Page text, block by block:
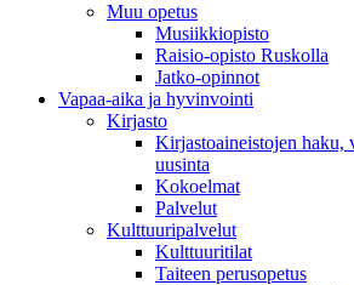
Muu opetus
Musiikkiopisto
Raisio-opisto Ruskolla
Jatko-opinnot
Vapaa-aika ja hyvinvointi
Kirjasto
Kirjastoaineistojen haku,
uusinta
Kokoelmat
Palvelut
Kulttuuripalvelut
Kulttuuritilat
Taiteen perusopetus